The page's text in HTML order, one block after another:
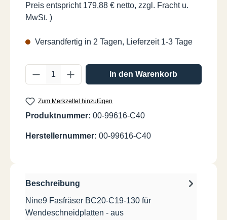
Preis entspricht 179,88 € netto, zzgl. Fracht u.
MwSt. )
Versandfertig in 2 Tagen, Lieferzeit 1-3 Tage
Produkt Anzahl: Gib den gewünschten
In den Warenkorb
Zum Merkzettel hinzufügen
Produktnummer: 00-99616-C40
Herstellernummer: 00-99616-C40
Beschreibung
Nine9 Fasfräser BC20-C19-130 für
Wendeschneidplatten - aus